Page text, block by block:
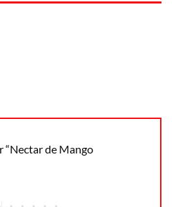
“Nectar de Mango